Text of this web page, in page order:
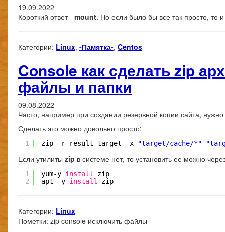
19.09.2022
Короткий ответ - mount. Но если было бы все так просто, то
Категории: Linux, -Памятка-, Centos
Console как сделать zip
файлы и папки
09.08.2022
Часто, например при создании резервной копии сайта,
Сделать это можно довольно просто:
1 zip -r result target -x "target/cache/*"
Если утилиты zip в системе нет, то установить ее можно
1
2
yum-y install
zip
apt -y install zip
Категории: Linux
Пометки: zip console исключить файлы